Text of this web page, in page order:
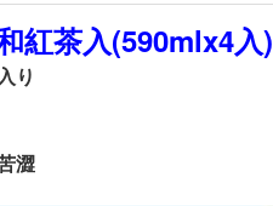
紅茶入(590mlx4入)
り
澀